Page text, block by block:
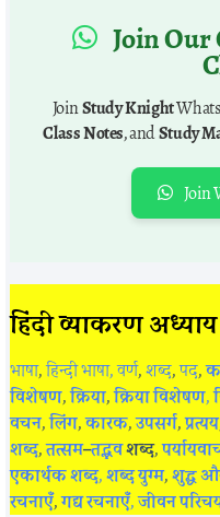
Join
JoinStudy Knight
Class Notes, andStudy
Join
हिंदी व्याकरण
भाषा,हिन्दी भाषा,वर्ण,शब्द,पद,
विशेषण,क्रिया,क्रिया विशेषण,
वचन,लिंग,कारक,उपसर्ग,प्रत्यय
शब्द,तत्सम–तद्भवशब्द,
एकार्थक शब्द,शब्द युग्म,शुद्ध
रचनाएँ,गद्य रचनाएँ,जीवन